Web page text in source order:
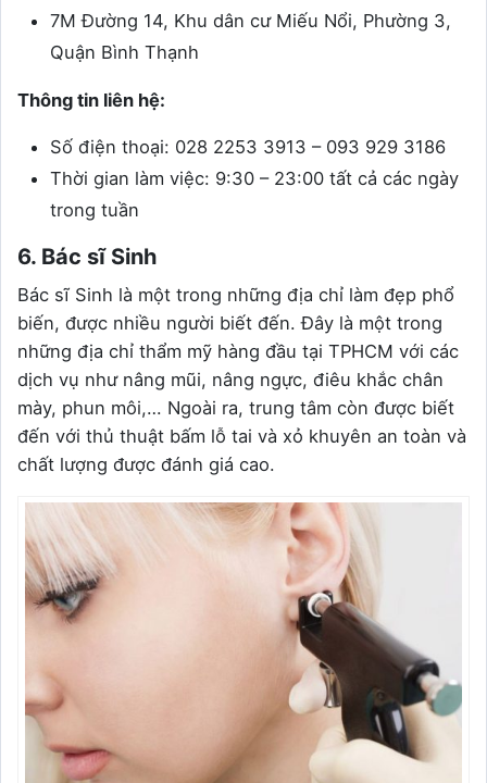
7M Đường 14, Khu dân cư Miếu Nổi, Phường 3,
Quận Bình Thạnh
Thông tin liên hệ:
Số điện thoại: 028 2253 3913 – 093 929 3186
Thời gian làm việc: 9:30 – 23:00 tất cả các ngày
trong tuần
6. Bác sĩ Sinh
Bác sĩ Sinh là một trong những địa chỉ làm đẹp phổ
biến, được nhiều người biết đến. Đây là một trong
những địa chỉ thẩm mỹ hàng đầu tại TPHCM với các
dịch vụ như nâng mũi, nâng ngực, điêu khắc chân
mày, phun môi,… Ngoài ra, trung tâm còn được biết
đến với thủ thuật bấm lỗ tai và xỏ khuyên an toàn và
chất lượng được đánh giá cao.